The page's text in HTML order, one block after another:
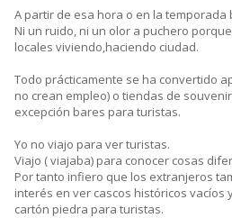
A partir de esa hora o en la temporada
Ni un ruido, ni un olor a puchero
locales viviendo,haciendo ciudad.
Todo prácticamente se ha convertido
no crean empleo) o tiendas de
excepción bares para turistas.
Yo no viajo para ver turistas.
Viajo ( viajaba) para conocer cosas
Por tanto infiero que los extranjeros
interés en ver cascos históricos vacíos
cartón piedra para turistas.